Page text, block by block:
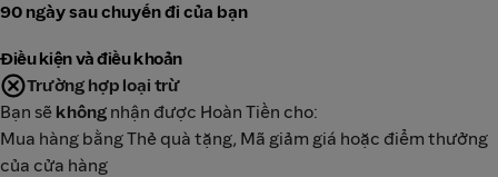
90 ngày sau chuyến đi của bạn
Điều kiện và điều khoản
Trường hợp loại trừ
Bạn sẽ không nhận được Hoàn Tiền cho:
Mua hàng bằng Thẻ quà tặng, Mã giảm giá hoặc điểm thưởng
của cửa hàng